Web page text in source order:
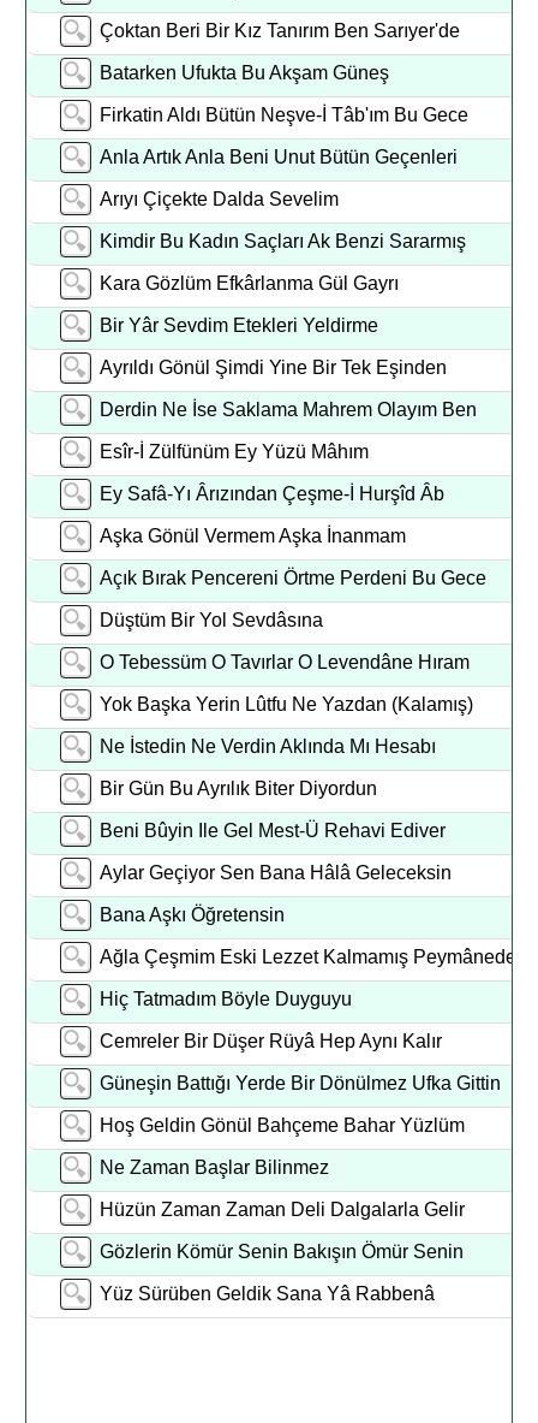
Çoktan Beri Bir Kız Tanırım Ben Sarıyer'de
Batarken Ufukta Bu Akşam Güneş
Firkatin Aldı Bütün Neşve-İ Tâb'ım Bu Gece
Anla Artık Anla Beni Unut Bütün Geçenleri
Arıyı Çiçekte Dalda Sevelim
Kimdir Bu Kadın Saçları Ak Benzi Sararmış
Kara Gözlüm Efkârlanma Gül Gayrı
Bir Yâr Sevdim Etekleri Yeldirme
Ayrıldı Gönül Şimdi Yine Bir Tek Eşinden
Derdin Ne İse Saklama Mahrem Olayım Ben
Esîr-İ Zülfünüm Ey Yüzü Mâhım
Ey Safâ-Yı Ârızından Çeşme-İ Hurşîd Âb
Aşka Gönül Vermem Aşka İnanmam
Açık Bırak Pencereni Örtme Perdeni Bu Gece
Düştüm Bir Yol Sevdâsına
O Tebessüm O Tavırlar O Levendâne Hıram
Yok Başka Yerin Lûtfu Ne Yazdan (Kalamış)
Ne İstedin Ne Verdin Aklında Mı Hesabı
Bir Gün Bu Ayrılık Biter Diyordun
Beni Bûyin Ile Gel Mest-Ü Rehavi Ediver
Aylar Geçiyor Sen Bana Hâlâ Geleceksin
Bana Aşkı Öğretensin
Ağla Çeşmim Eski Lezzet Kalmamış Peymânede
Hiç Tatmadım Böyle Duyguyu
Cemreler Bir Düşer Rüyâ Hep Aynı Kalır
Güneşin Battığı Yerde Bir Dönülmez Ufka Gittin
Hoş Geldin Gönül Bahçeme Bahar Yüzlüm
Ne Zaman Başlar Bilinmez
Hüzün Zaman Zaman Deli Dalgalarla Gelir
Gözlerin Kömür Senin Bakışın Ömür Senin
Yüz Sürüben Geldik Sana Yâ Rabbenâ